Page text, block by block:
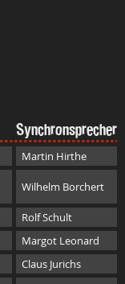
Synchronsprecher
Martin Hirthe
Wilhelm Borchert
Rolf Schult
Margot Leonard
Claus Jurichs